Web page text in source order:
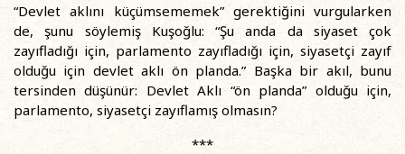
“Devlet aklını küçümsememek” gerektiğini vurgularken
de, şunu söylemiş Kuşoğlu: “Şu anda da siyaset çok
zayıfladığı için, parlamento zayıfladığı için, siyasetçi zayıf
olduğu için devlet aklı ön planda.” Başka bir akıl, bunu
tersinden düşünür: Devlet Aklı “ön planda” olduğu için,
parlamento, siyasetçi zayıflamış olmasın?
***